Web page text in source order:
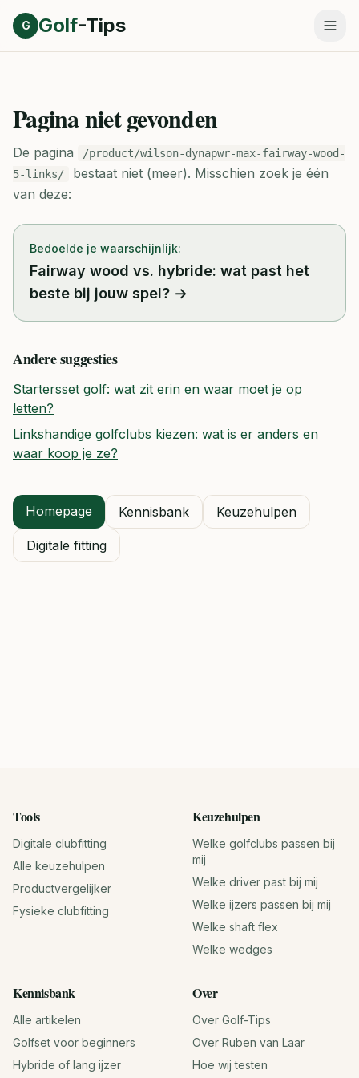
Direct naar inhoud
G Golf-Tips
Pagina niet gevonden
De pagina
/product/wilson-dynapwr-max-fairway-wood-
5-links/
bestaat niet (meer). Misschien zoek je één
van deze:
Bedoelde je waarschijnlijk:
Fairway wood vs. hybride: wat past het
beste bij jouw spel? →
Andere suggesties
Startersset golf: wat zit erin en waar moet je op
letten?
Linkshandige golfclubs kiezen: wat is er anders en
waar koop je ze?
Homepage Kennisbank Keuzehulpen
Digitale fitting
Tools
Digitale clubfitting
Alle keuzehulpen
Productvergelijker
Fysieke clubfitting
Keuzehulpen
Welke golfclubs passen bij
mij
Welke driver past bij mij
Welke ijzers passen bij mij
Welke shaft flex
Welke wedges
Kennisbank
Alle artikelen
Golfset voor beginners
Hybride of lang ijzer
Over
Over Golf-Tips
Over Ruben van Laar
Hoe wij testen